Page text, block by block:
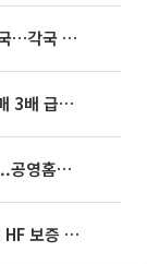
태풍 '돌핀' 중국 상륙, '찬홈' 일본→한국…각국 기상청 예상 경로는?
대신證 “알테오젠, 키트루다 큐렉스 판매 3배 급증…목표가 41만원 상향”
·검증 구멍
재건축·재개발 이주비 대출 숨통…정부, HF 보증 신설 추진